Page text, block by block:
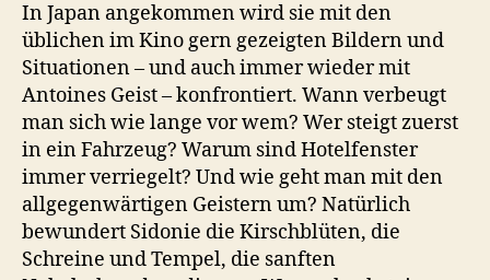
In Japan angekommen wird sie mit den
üblichen im Kino gern gezeigten Bildern und
Situationen – und auch immer wieder mit
Antoines Geist – konfrontiert. Wann verbeugt
man sich wie lange vor wem? Wer steigt zuerst
in ein Fahrzeug? Warum sind Hotelfenster
immer verriegelt? Und wie geht man mit den
allgegenwärtigen Geistern um? Natürlich
bewundert Sidonie die Kirschblüten, die
Schreine und Tempel, die sanften